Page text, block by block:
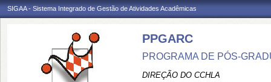
SIGAA - Sistema Integrado de Gestão de Atividades Acadêmicas
PPGARC
PROGRAMA DE PÓS-
DIREÇÃO DO CCHLA